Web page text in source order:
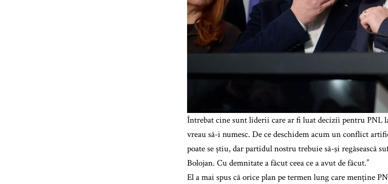
Întrebat cine sunt liderii care ar fi luat decizii pentru PNL
vreau să-i numesc. De ce deschidem acum un conflict
poate se știu, dar partidul nostru trebuie să-şi regăsească
Bolojan. Cu demnitate a făcut ceea ce a avut de făcut.”
El a mai spus că orice plan pe termen lung care menține